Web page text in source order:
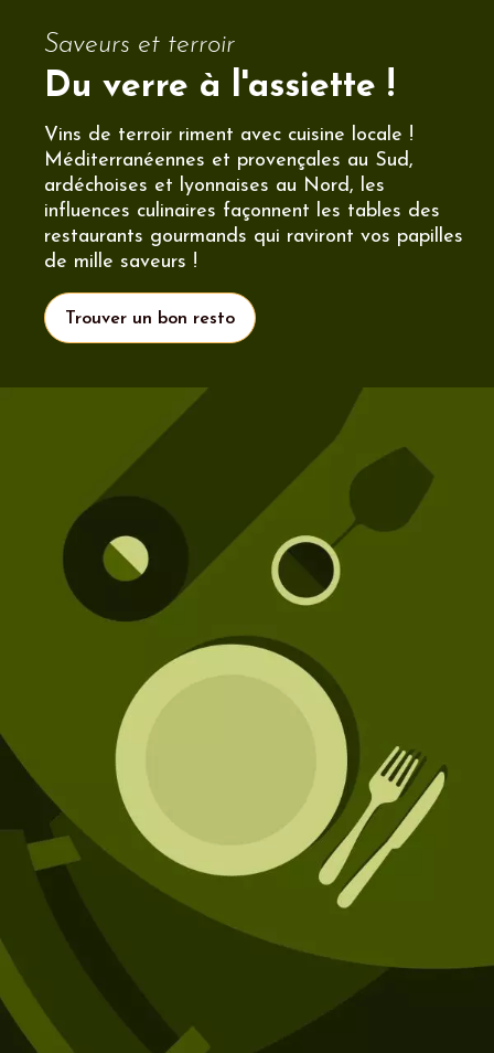
Saveurs et terroir
Du verre à l'assiette !
Vins de terroir riment avec cuisine locale !
Méditerranéennes et provençales au Sud,
ardéchoises et lyonnaises au Nord, les
influences culinaires façonnent les tables des
restaurants gourmands qui raviront vos papilles
de mille saveurs !
Trouver un bon resto